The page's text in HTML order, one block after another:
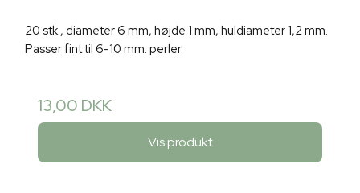
20 stk., diameter 6 mm, højde 1 mm, huldiameter 1,2 mm.
Passer fint til 6-10 mm. perler.
13,00 DKK
Vis produkt